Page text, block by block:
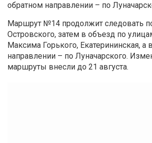
обратном направлении – по
Маршрут №14 продолжит следовать
Островского, затем в объезд по
Максима Горького, Екатерининская, а
направлении – по Луначарского.
маршруты внесли до 21 августа.